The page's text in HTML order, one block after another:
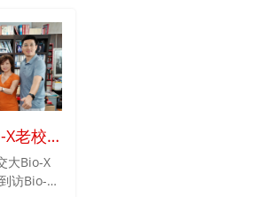
，促进研
的沟通与
家对研究
，共同谱
的篇章。
致辞。
老校
拜访
大Bio-X
访Bio-X